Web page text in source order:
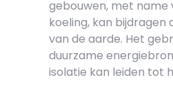
gebouwen, met
koeling, kan bijdragen
van de aarde. Het
duurzame
isolatie kan leiden tot